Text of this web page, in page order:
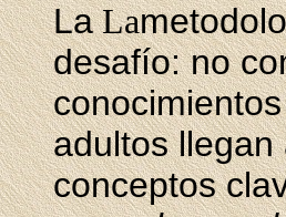
LaLa
desafío: no
adultos
conceptos